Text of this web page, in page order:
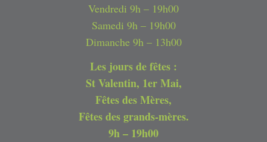
Vendredi 9h – 19h00
Samedi 9h – 19h00
Dimanche 9h – 13h00
Les jours de fêtes :
St Valentin, 1er Mai,
Fêtes des Mères,
Fêtes des grands-mères.
9h – 19h00